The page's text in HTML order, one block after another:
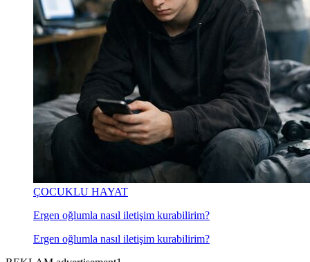
ÇOCUKLU HAYAT
Ergen oğlumla nasıl iletişim kurabilirim?
Ergen oğlumla nasıl iletişim kurabilirim?